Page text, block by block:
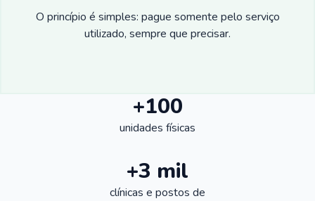
O princípio é simples: pague somente pelo serviço
utilizado, sempre que precisar.
+100
unidades físicas
+3 mil
clínicas e postos de